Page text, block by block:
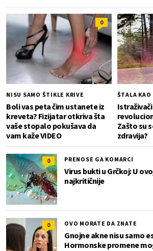
0
NISU SAMO ŠTIKLE KRIVE
Boli vas peta čim ustanete iz
kreveta? Fizijatar otkriva šta
vaše stopalo pokušava da
vam kaže VIDEO
ŠTALA KAO
Zašto su
zdravija?
0 PRENOSE GA KOMARCI
Virus bukti u Grčkoj: U
najkritičnije
0 OVO MORATE DA ZNATE
Gnojne akne nisu samo
Hormonske promene